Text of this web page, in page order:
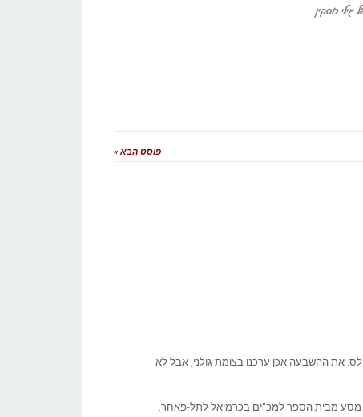
גילי חסקין
פוסט הבא »
את ההשבעה אכן ערכנו בצומת גולני, אבל לא